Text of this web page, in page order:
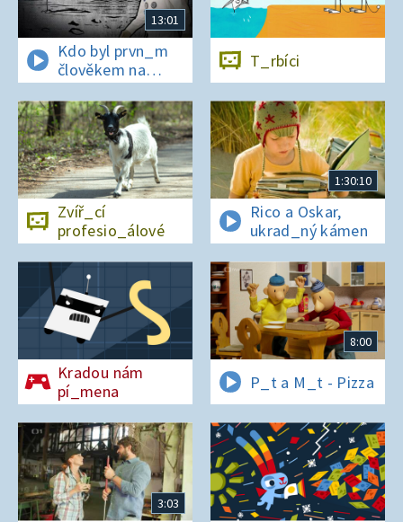
13:01
Kdo byl prvn_m
člověkem na
Měs_ci?
T_rbíci
Zvíř_cí
profesio_álové
1:30:10
Rico a Oskar,
ukrad_ný kámen
Kradou nám
pí_mena
8:00
P_t a M_t - Pizza
3:03